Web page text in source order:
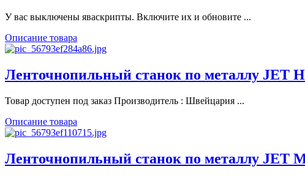
У вас выключены яваскрипты. Включите их и обновите ...
Описание товара
Ленточнопильный станок по металлу JET
Товар доступен под заказ Производитель : Швейцария ...
Описание товара
Ленточнопильный станок по металлу JET